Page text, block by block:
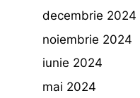
decembrie 2024
noiembrie 2024
iunie 2024
mai 2024